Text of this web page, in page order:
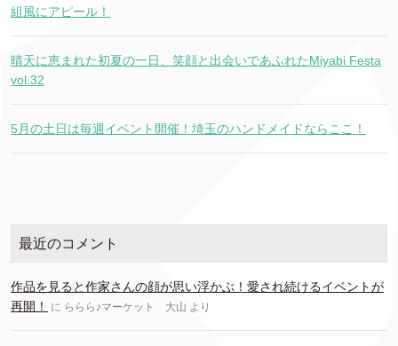
組風にアピール！
晴天に恵まれた初夏の一日、笑顔と出会いであふれたMiyabi Festa
vol.32
5月の土日は毎週イベント開催！埼玉のハンドメイドならここ！
最近のコメント
作品を見ると作家さんの顔が思い浮かぶ！愛され続けるイベントが
再開！
に ららら♪マーケット 大山 より